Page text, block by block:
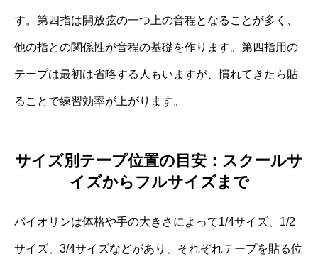
す。第四指は開放弦の一つ上の音程となることが多く、
他の指との関係性が音程の基礎を作ります。第四指用の
テープは最初は省略する人もいますが、慣れてきたら貼
ることで練習効率が上がります。
サイズ別テープ位置の目安：スクールサ
イズからフルサイズまで
バイオリンは体格や手の大きさによって1/4サイズ、1/2
サイズ、3/4サイズなどがあり、それぞれテープを貼る位